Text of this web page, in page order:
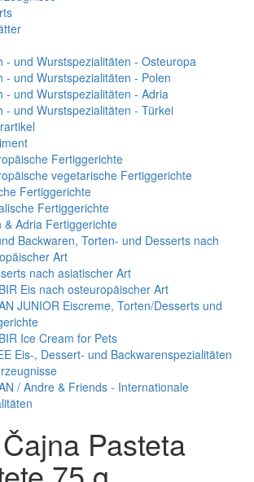
- und Wurstspezialitäten - Osteuropa
- und Wurstspezialitäten - Polen
- und Wurstspezialitäten - Adria
- und Wurstspezialitäten - Türkei
Fertiggerichte
vegetarische Fertiggerichte
Fertiggerichte
Fertiggerichte
& Adria Fertiggerichte
Backwaren, Torten- und Desserts nach
Art
nach asiatischer Art
Eis nach osteuropäischer Art
JUNIOR Eiscreme, Torten/Desserts und
Ice Cream for Pets
Eis-, Dessert- und Backwarenspezialitäten
/ Andre & Friends - Internationale
Pasteta